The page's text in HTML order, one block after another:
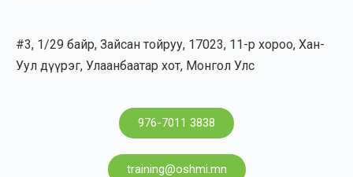
#3, 1/29 байр, Зайсан тойруу, 17023, 11-р хороо, Хан-
Уул дүүрэг, Улаанбаатар хот, Монгол Улс
976-7011 3838
training@oshmi.mn